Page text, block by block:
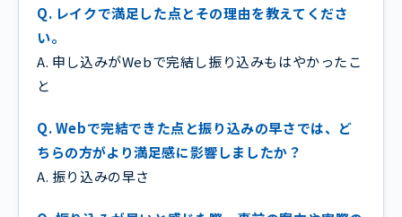
Q. レイクで満足した点とその理由を教えてくださ
い。
A. 申し込みがWebで完結し振り込みもはやかったこ
と
Q. Webで完結できた点と振り込みの早さでは、ど
ちらの方がより満足感に影響しましたか？
A. 振り込みの早さ